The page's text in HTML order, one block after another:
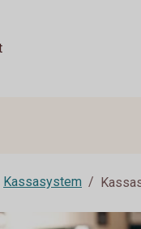
Kassasystem